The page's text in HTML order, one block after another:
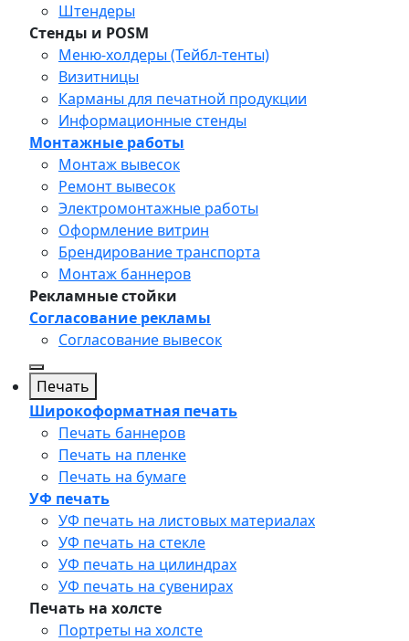
Штендеры
Стенды и POSM
Меню-холдеры (Тейбл-тенты)
Визитницы
Карманы для печатной продукции
Информационные стенды
Монтажные работы
Монтаж вывесок
Ремонт вывесок
Электромонтажные работы
Оформление витрин
Брендирование транспорта
Монтаж баннеров
Рекламные стойки
Согласование рекламы
Согласование вывесок
Печать
Широкоформатная печать
Печать баннеров
Печать на пленке
Печать на бумаге
УФ печать
УФ печать на листовых материалах
УФ печать на стекле
УФ печать на цилиндрах
УФ печать на сувенирах
Печать на холсте
Портреты на холсте